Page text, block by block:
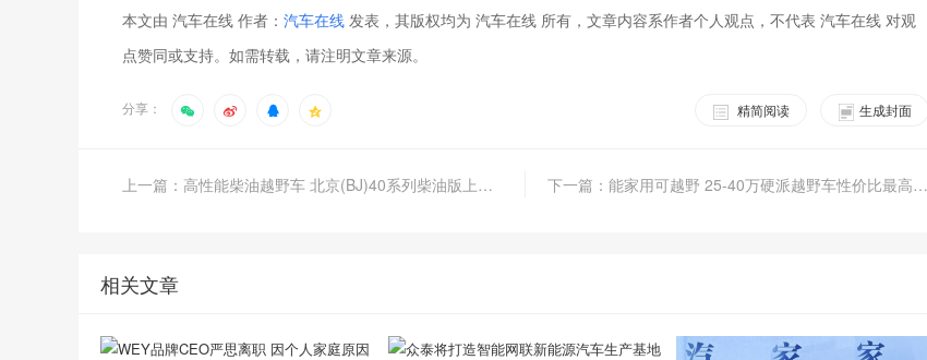
本文由 汽车在线 作者： 汽车在线 发表，其版权均为 汽车在线 所有，文章内容系作者个人观点，不代表 汽车在线 对观
点赞同或支持。如需转载，请注明文章来源。
分享： 生成封面
精简阅读
上一篇：高性能柴油越野车 北京(BJ)40系列柴油版上市售15.99万元 下一篇：能家用可越野 25-40万硬派越野车性价比最高当属福特撼路者
相关文章